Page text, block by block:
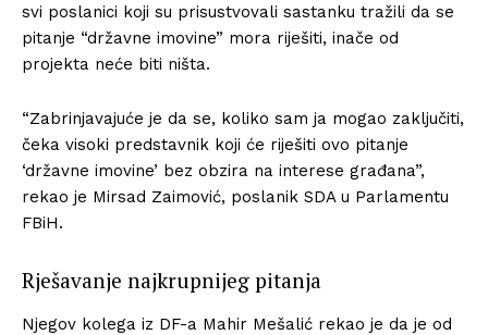
svi poslanici koji su prisustvovali sastanku tražili da se
pitanje “državne imovine” mora riješiti, inače od
projekta neće biti ništa.
“Zabrinjavajuće je da se, koliko sam ja mogao zaključiti,
čeka visoki predstavnik koji će riješiti ovo pitanje
‘državne imovine’ bez obzira na interese građana”,
rekao je Mirsad Zaimović, poslanik SDA u Parlamentu
FBiH.
Rješavanje najkrupnijeg pitanja
Njegov kolega iz DF-a Mahir Mešalić rekao je da je od